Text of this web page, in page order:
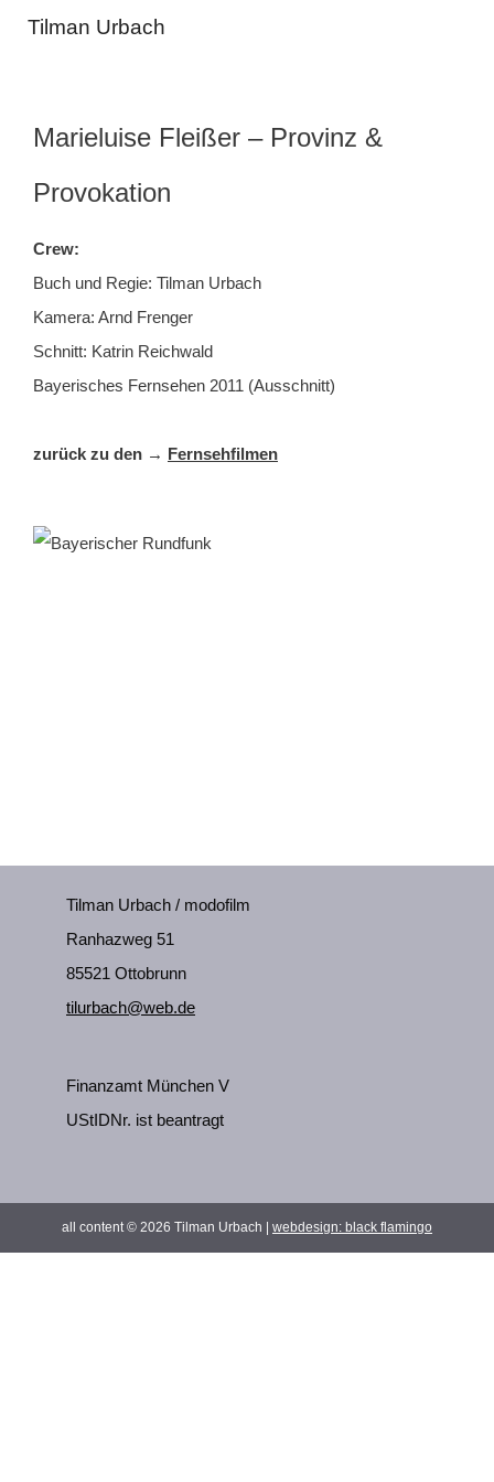
ZumTilman Urbach
Marieluise Fleißer – Provinz &
Provokation
Crew:
Buch und Regie: Tilman Urbach
Kamera: Arnd Frenger
Schnitt: Katrin Reichwald
Bayerisches Fernsehen 2011 (Ausschnitt)
zurück zu den → Fernsehfilmen
Tilman Urbach / modofilm
Ranhazweg 51
85521 Ottobrunn
tilurbach@web.de
Finanzamt München V
UStIDNr. ist beantragt
all content © 2026 Tilman Urbach | webdesign: black flamingo